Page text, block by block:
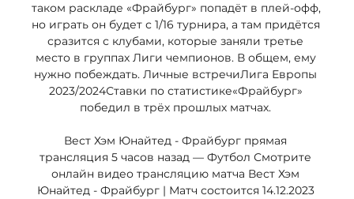
таком раскладе «Фрайбург» попадёт в плей-офф,
но играть он будет с 1/16 турнира, а там придётся
сразится с клубами, которые заняли третье
место в группах Лиги чемпионов. В общем, ему
нужно побеждать. Личные встречиЛига Европы
2023/2024Ставки по статистике«Фрайбург»
победил в трёх прошлых матчах.
Вест Хэм Юнайтед - Фрайбург прямая
трансляция 5 часов назад — Футбол Смотрите
онлайн видео трансляцию матча Вест Хэм
Юнайтед - Фрайбург | Матч состоится 14.12.2023